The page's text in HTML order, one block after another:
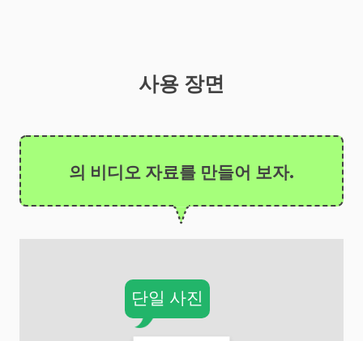
사용 장면
의 비디오 자료를 만들어 보자.
단일 사진